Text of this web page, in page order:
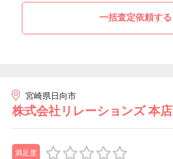
一括査定依頼する
宮崎県日向市
株式会社リレーションズ 本店
満足度